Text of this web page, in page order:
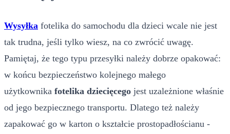
Wysyłka fotelika do samochodu dla dzieci wcale nie jest
tak trudna, jeśli tylko wiesz, na co zwrócić uwagę.
Pamiętaj, że tego typu przesyłki należy dobrze opakować:
w końcu bezpieczeństwo kolejnego małego
użytkownika fotelika dziecięcego jest uzależnione właśnie
od jego bezpiecznego transportu. Dlatego też należy
zapakować go w karton o kształcie prostopadłościanu -